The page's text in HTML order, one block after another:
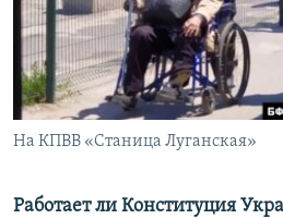
ELIFBE
УКРАИНСКАЯ ПРОБЛЕМА КРЫМА
Все сайты RFE/RL
На КПВВ «Станица Луганская»
Работает ли Конституция